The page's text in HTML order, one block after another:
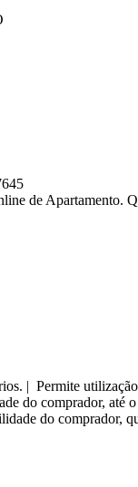
de Apartamento.
| Permite
do comprador, até
do comprador,